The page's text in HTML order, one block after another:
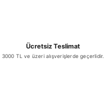
Ücretsiz Teslimat
3000 TL ve üzeri alışverişlerde geçerlidir.